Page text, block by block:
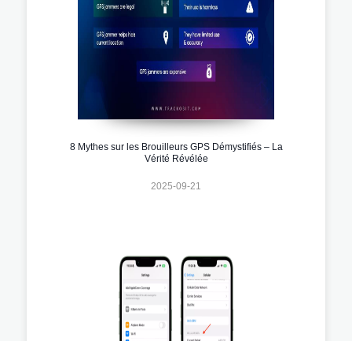
8 Mythes sur les Brouilleurs GPS Démystifiés – La
Vérité Révélée
2025-09-21